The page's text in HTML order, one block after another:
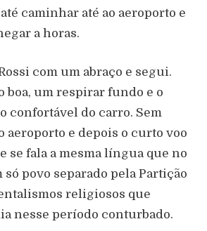
caminhar até ao aeroporto e
a horas.
com um abraço e segui.
boa, um respirar fundo e o
confortável do carro. Sem
aeroporto e depois o curto voo
se fala a mesma língua que no
só povo separado pela Partição
religiosos que
nesse período conturbado.